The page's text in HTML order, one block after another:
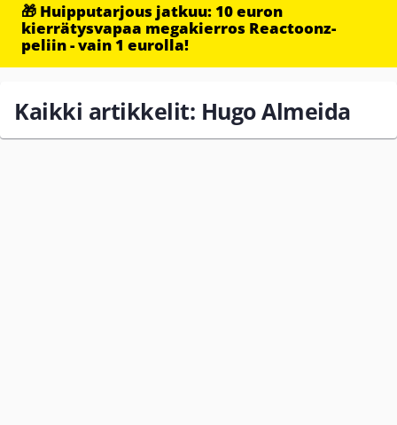
🎁 Huipputarjous jatkuu: 10 euron
kierrätysvapaa megakierros Reactoonz-
peliin - vain 1 eurolla!
Kaikki artikkelit: Hugo Almeida